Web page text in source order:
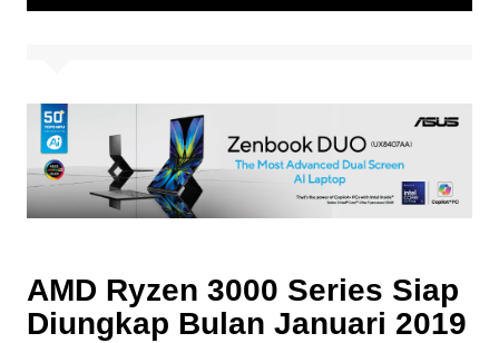
AMD Ryzen 3000 Series Siap
Diungkap Bulan Januari 2019